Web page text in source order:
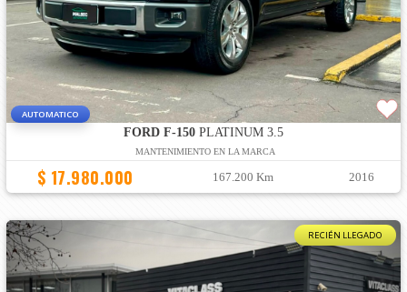
AUTOMATICO
FORD F-150PLATINUM 3.5
MANTENIMIENTO EN LA MARCA
$ 17.980.000 167.200 Km 2016
RECIÉN LLEGADO